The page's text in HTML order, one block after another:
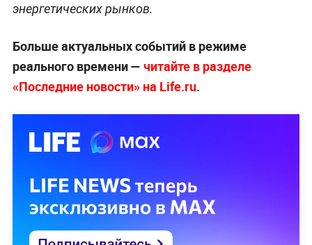
энергетических рынков.
Больше актуальных событий в режиме
реального времени — читайте в разделе
«Последние новости» на Life.ru.